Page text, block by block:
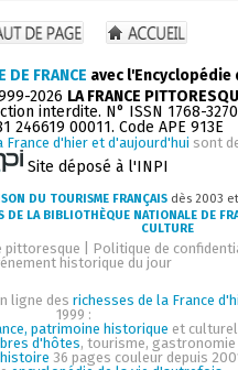
DE FRANCE avec
2026 LA FRANCE
interdite. N° ISSN 1768-
246619 00011. Code APE 913E
France d'hier et d'aujourd'hui sont
Site déposé à l'INPI
DU TOURISME FRANÇAIS dès 2003
DE LA BIBLIOTHÈQUE NATIONALE DE
CULTURE
pittoresque
Politique de
historique du jour
ligne des richesses de la France
1999 :
patrimoine historique et
d'hôtes, tourisme, gastronomie
36 pages couleur depuis